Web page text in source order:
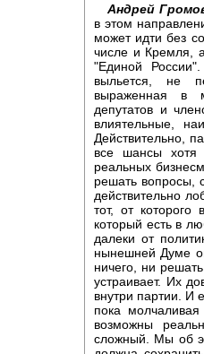
Андрей
в этом
может идти без
числе и Кремля,
"Единой
выльется, не
выраженная в
депутатов и
влиятельные,
Действительно,
все шансы
реальных
решать вопросы,
действительно
тот, от
который есть в
далеки от
нынешней Думе
ничего, ни
устраивает. Их
внутри партии. И
пока
возможны
сложный. Мы об